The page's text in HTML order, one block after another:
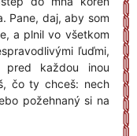
Pane, daj, aby som
a plnil vo všetkom
ľuďmi,
každou inou
čo ty chceš: nech
požehnaný si na